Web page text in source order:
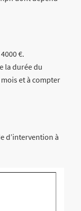
€.
la durée du
et à compter
d’intervention à